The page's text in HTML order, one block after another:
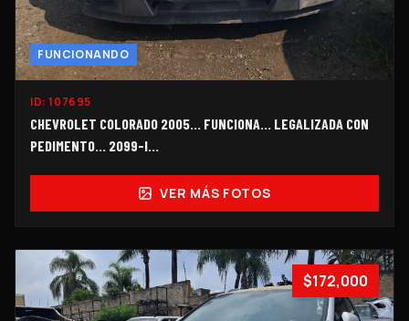
FUNCIONANDO
ID:107695
CHEVROLET COLORADO 2005… FUNCIONA… LEGALIZADA CON
PEDIMENTO... 2099-I…
VER MÁS FOTOS
$172,000